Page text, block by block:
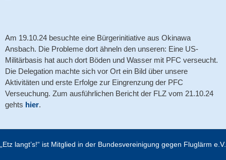
Am 19.10.24 besuchte eine Bürgerinitiative aus Okinawa
Ansbach. Die Probleme dort ähneln den unseren: Eine US-
Militärbasis hat auch dort Böden und Wasser mit PFC verseucht.
Die Delegation machte sich vor Ort ein Bild über unsere
Aktivitäten und erste Erfolge zur Eingrenzung der PFC
Verseuchung. Zum ausführlichen Bericht der FLZ vom 21.10.24
gehts hier.
„Etz langt’s!“ ist Mitglied in der Bundesvereinigung gegen Fluglärm e.V.